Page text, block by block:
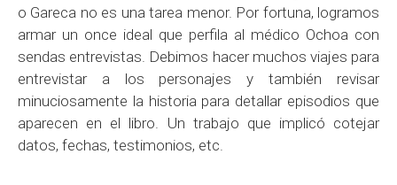
o Gareca no es una tarea menor. Por fortuna, logramos
armar un once ideal que perfila al médico Ochoa con
sendas entrevistas. Debimos hacer muchos viajes para
entrevistar a los personajes y también revisar
minuciosamente la historia para detallar episodios que
aparecen en el libro. Un trabajo que implicó cotejar
datos, fechas, testimonios, etc.